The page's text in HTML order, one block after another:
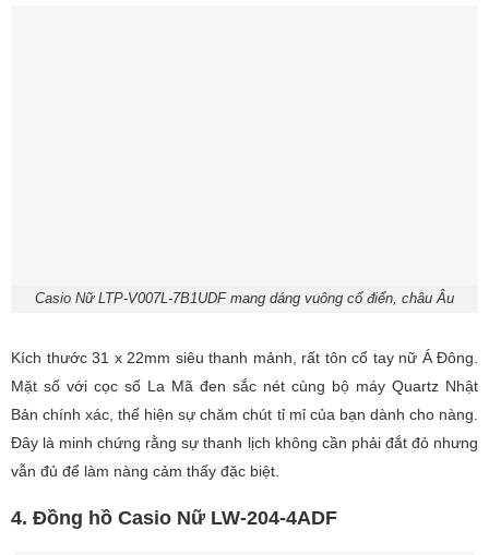
Casio Nữ LTP-V007L-7B1UDF mang dáng vuông cổ điển, châu Âu
Kích thước 31 x 22mm siêu thanh mảnh, rất tôn cổ tay nữ Á Đông.
Mặt số với cọc số La Mã đen sắc nét cùng bộ máy Quartz Nhật
Bản chính xác, thể hiện sự chăm chút tỉ mỉ của bạn dành cho nàng.
Đây là minh chứng rằng sự thanh lịch không cần phải đắt đỏ nhưng
vẫn đủ để làm nàng cảm thấy đặc biệt.
4. Đồng hồ Casio Nữ LW-204-4ADF